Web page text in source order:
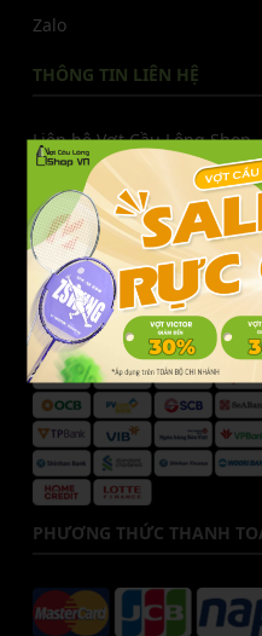
Zalo
THÔNG TIN LIÊN HỆ
Liên hệ Vợt Cầu Lông Shop
Hotline CSKH:077.685.6666
Email:
DANH SÁCH NGÂN HÀNG
PHƯƠNG THỨC THANH